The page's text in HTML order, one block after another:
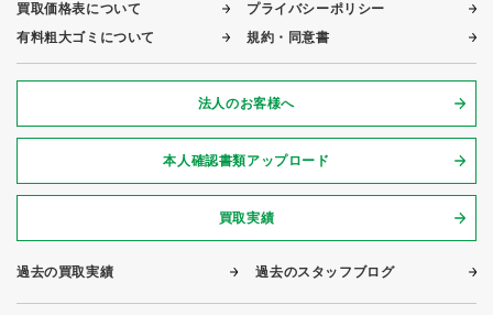
買取価格表について
有料粗大ゴミについて
プライバシーポリシー
規約・同意書
法人のお客様へ
本人確認書類アップロード
買取実績
過去の買取実績 過去のスタッフブログ